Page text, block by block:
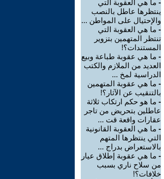
- ما هي العقوبة التي
ينتظرها عاطل بالنصب
والإحتيال على المواطن ...
- ما هي العقوبة التي
تنتظر المتهمين بتزوير
المستندات؟!
- ما هي عقوبة طباعة وبيع
العديد من الملازم والكتب
الدراسية لمخ ...
- ما هي عقوبة المتهمين
بالتنقيب عن الآثار؟!
- ما هو حكم ارتكاب ثلاثة
عاطلين بتحريض من تاجر
عقارات واقعة قت ...
- ما هي العقوبة القانونية
التي ينتظرها المتهم
بالاستعراض بدراج ...
- ما هي عقوبة إطلاق عيار
من سلاح ناري بسبب
خلافات؟!